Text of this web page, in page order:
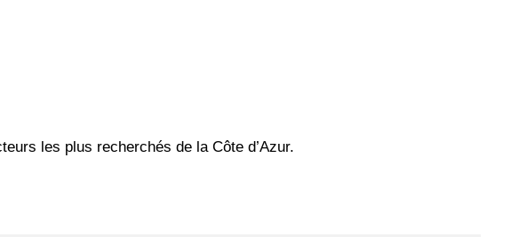
les plus recherchés de la Côte d’Azur.